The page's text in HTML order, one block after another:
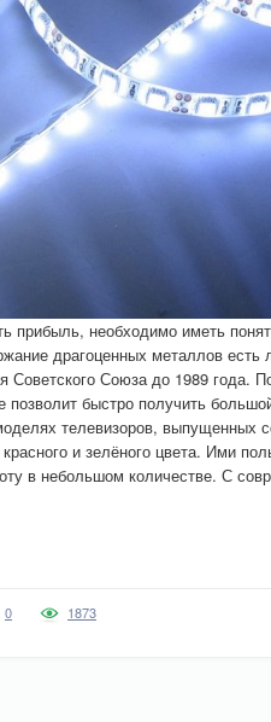
прибыль, необходимо иметь
драгоценных металлов есть
Союза до 1989 года.
быстро получить
телевизоров, выпущенных
и зелёного цвета. Ими
в небольшом количестве. С
0 1873